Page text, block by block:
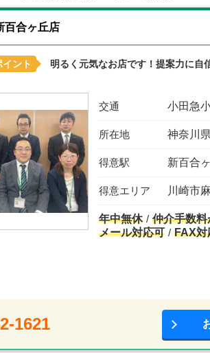
百合ヶ丘店
ント 明るく元気なお店です！提案力に自
交通 小田急
所在地 神奈川
得意駅 新百合
得意エリア 川崎市
年中無休 仲介手数
メール対応可
FAX対
1621